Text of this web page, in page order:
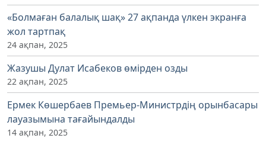
«Болмаған балалық шақ» 27 ақпанда үлкен экранға
жол тартпақ
24 ақпан, 2025
Жазушы Дулат Исабеков өмірден озды
22 ақпан, 2025
Ермек Көшербаев Премьер-Министрдің орынбасары
лауазымына тағайындалды
14 ақпан, 2025